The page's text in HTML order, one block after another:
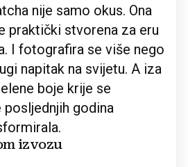
nije samo okus. Ona
praktički stvorena za eru
I fotografira se više nego
napitak na svijetu. A iza
boje krije se
posljednjih godina
izvozu